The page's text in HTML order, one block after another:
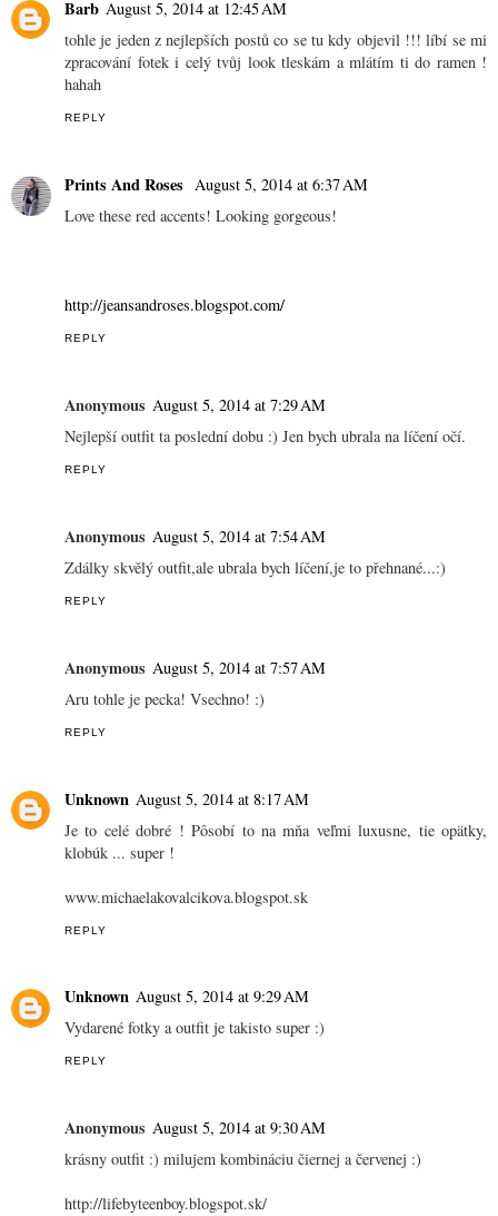
Barb August 5, 2014 at 12:45 AM
tohle je jeden z nejlepších postů co se tu kdy objevil !!! líbí se mi
zpracování fotek i celý tvůj look tleskám a mlátím ti do ramen !
hahah
REPLY
Prints And Roses
August 5, 2014 at 6:37 AM
Love these red accents! Looking gorgeous!
http://jeansandroses.blogspot.com/
REPLY
Anonymous August 5, 2014 at 7:29 AM
Nejlepší outfit ta poslední dobu :) Jen bych ubrala na líčení očí.
REPLY
Anonymous August 5, 2014 at 7:54 AM
Zdálky skvělý outfit,ale ubrala bych líčení,je to přehnané...:)
REPLY
Anonymous August 5, 2014 at 7:57 AM
Aru tohle je pecka! Vsechno! :)
REPLY
Unknown August 5, 2014 at 8:17 AM
Je to celé dobré ! Pôsobí to na mňa veľmi luxusne, tie opätky,
klobúk ... super !
www.michaelakovalcikova.blogspot.sk
REPLY
Unknown August 5, 2014 at 9:29 AM
Vydarené fotky a outfit je takisto super :)
REPLY
Anonymous August 5, 2014 at 9:30 AM
krásny outfit :) milujem kombináciu čiernej a červenej :)
http://lifebyteenboy.blogspot.sk/